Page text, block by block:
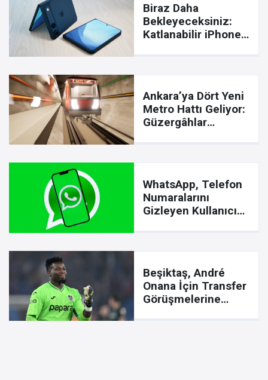
Biraz Daha
Bekleyeceksiniz:
Katlanabilir iPhone'a
Ankara’ya Dört Yeni
Metro Hattı Geliyor:
Güzergâhlar
WhatsApp, Telefon
Numaralarını
Gizleyen Kullanıcı
Beşiktaş, André
Onana İçin Transfer
Görüşmelerine